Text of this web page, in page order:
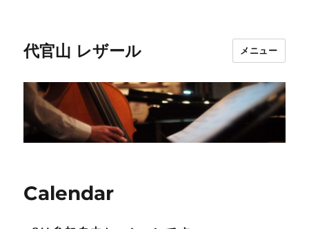
代官山 レザール メニュー
Calendar